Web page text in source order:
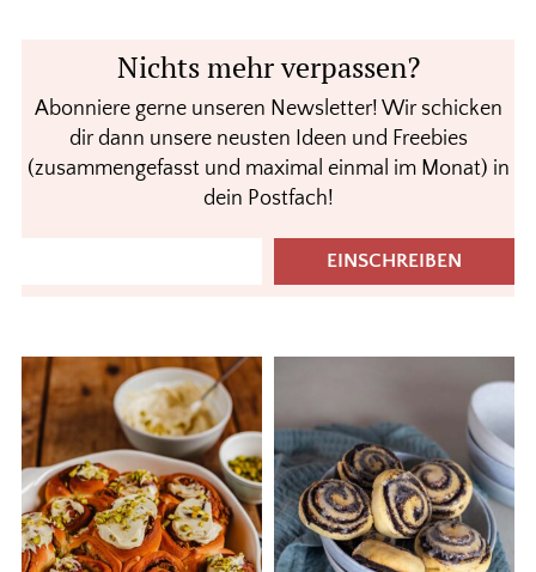
Nichts mehr verpassen?
Abonniere gerne unseren Newsletter! Wir schicken
dir dann unsere neusten Ideen und Freebies
(zusammengefasst und maximal einmal im Monat) in
dein Postfach!